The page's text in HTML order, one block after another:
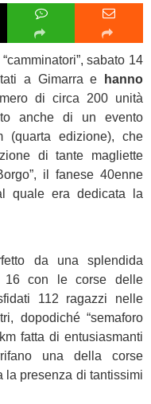
sabato 14
a Gimarra e
hanno
di circa 200 unità
anche di un evento
(quarta edizione), che
di tante magliette
il fanese 40enne
quale era dedicata la
da una splendida
con le corse delle
112 ragazzi nelle
dopodiché “semaforo
fatta di entusiasmanti
una della corse
la presenza di tantissimi